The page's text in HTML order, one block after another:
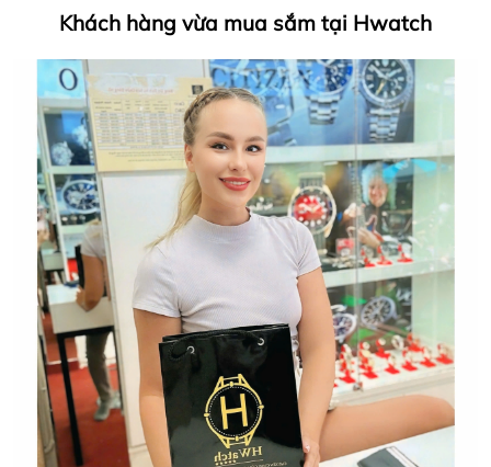
Khách hàng vừa mua sắm tại Hwatch